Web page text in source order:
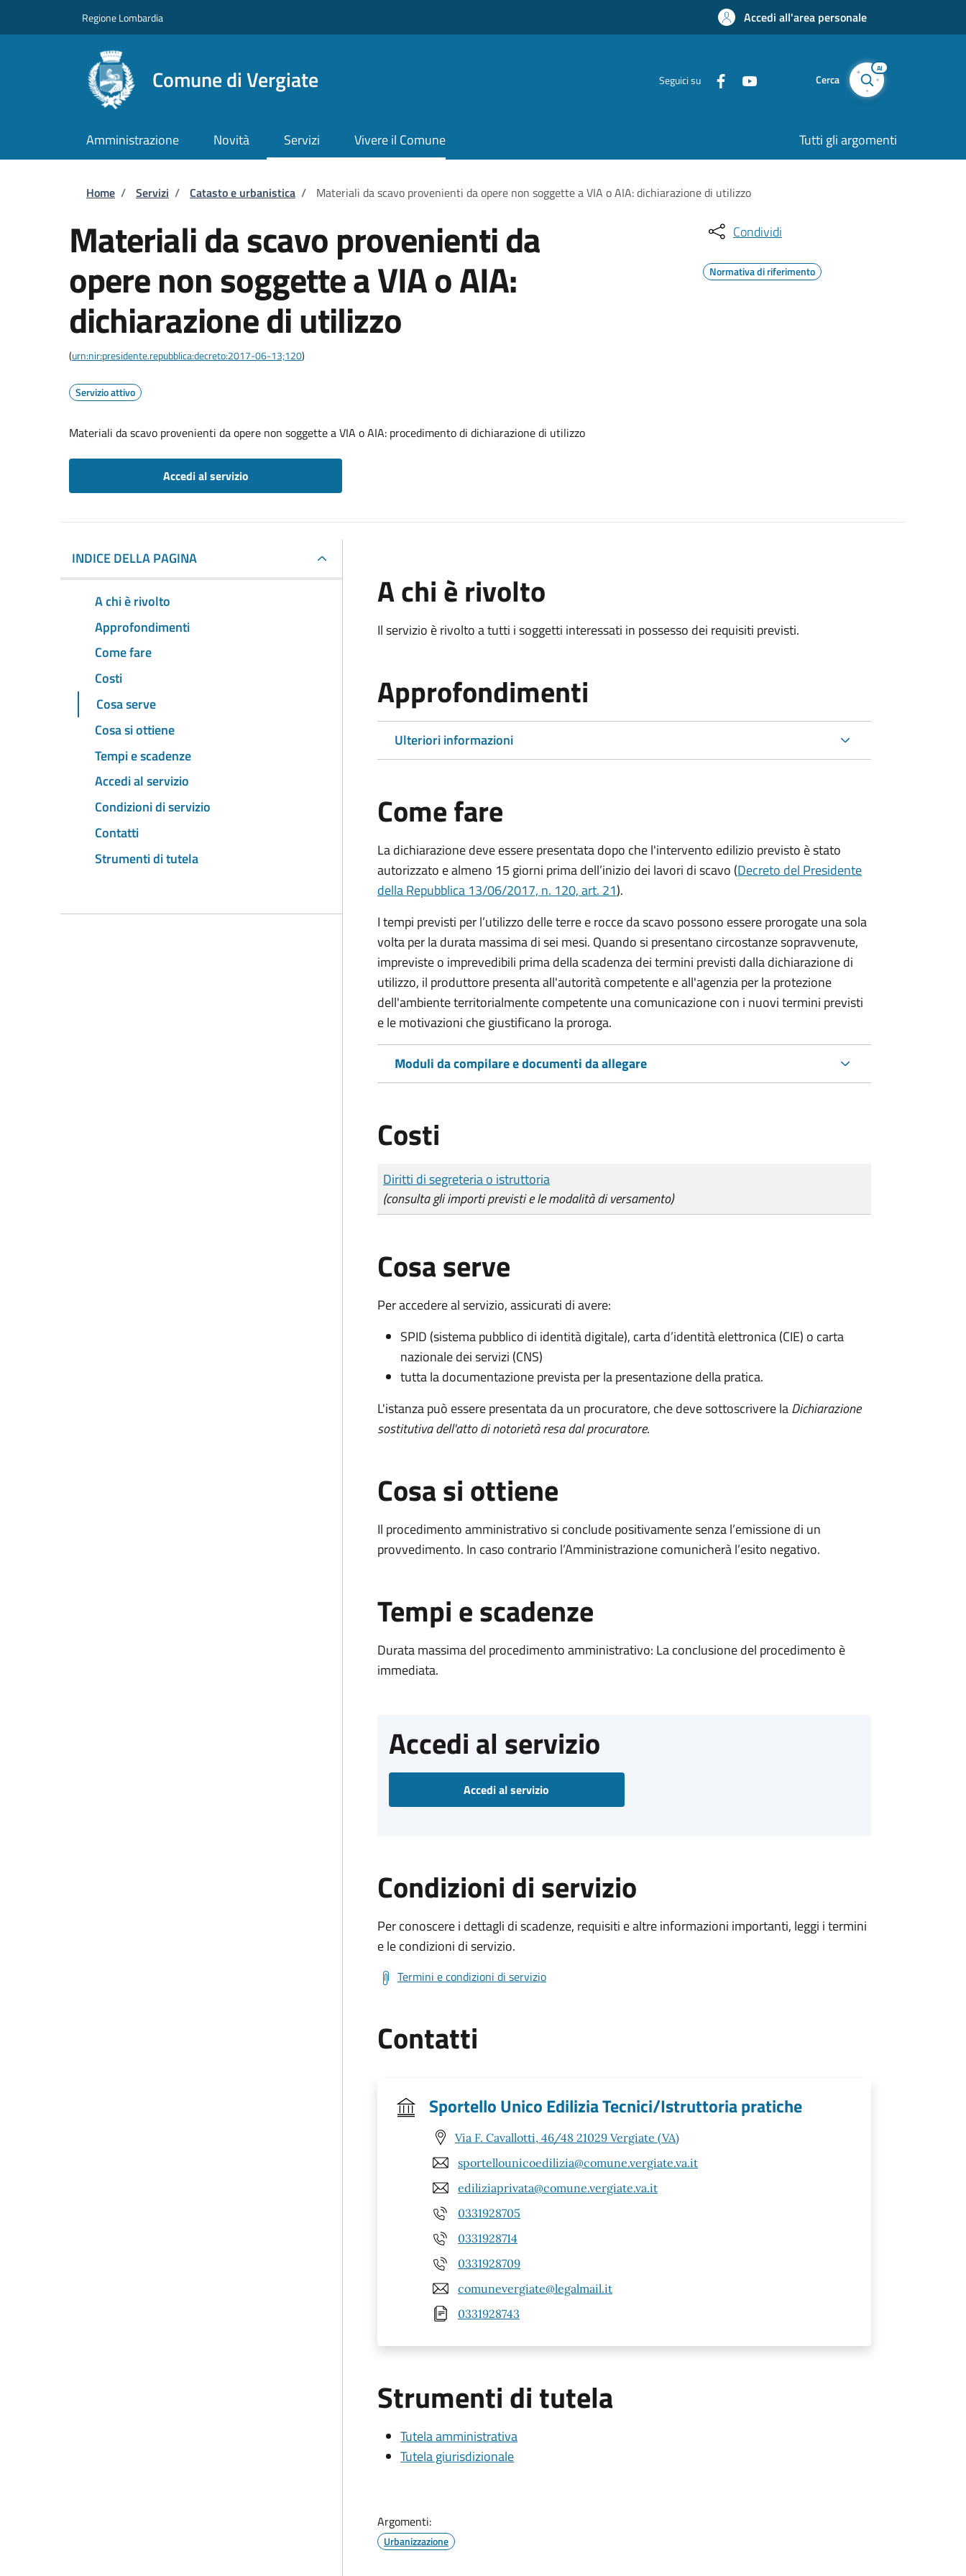
Regione Lombardia Accedi all'area personale
Comune di Vergiate Seguici su Cerca
AI
Amministrazione Novità Servizi Vivere il Comune Tutti gli argomenti
Briciole di pane
Home / Servizi / Catasto e urbanistica / Materiali da scavo provenienti da opere non soggette a VIA o AIA: dichiarazione di utilizzo
Materiali da scavo provenienti da
opere non soggette a VIA o AIA:
dichiarazione di utilizzo
(urn:nir:presidente.repubblica:decreto:2017-06-13;120)
Servizio attivo
Materiali da scavo provenienti da opere non soggette a VIA o AIA: procedimento di dichiarazione di utilizzo
Accedi al servizio
Condividi
Normativa di riferimento
INDICE DELLA PAGINA
A chi è rivolto
Approfondimenti
Come fare
Costi
Cosa serve
Cosa si ottiene
Tempi e scadenze
Accedi al servizio
Condizioni di servizio
Contatti
Strumenti di tutela
A chi è rivolto
Il servizio è rivolto a tutti i soggetti interessati in possesso dei requisiti previsti.
Approfondimenti
Ulteriori informazioni
Come fare
La dichiarazione deve essere presentata dopo che l'intervento edilizio previsto è stato
autorizzato e almeno 15 giorni primadell’inizio dei lavori di scavo (Decreto del Presidente
della Repubblica 13/06/2017, n. 120, art. 21).
I tempi previsti per l’utilizzo delle terre e rocce da scavo possono essere prorogate una sola
volta per la durata massima di sei mesi. Quando si presentano circostanze sopravvenute,
impreviste o imprevedibili prima della scadenza dei termini previsti dalla dichiarazione di
utilizzo, il produttore presenta all'autorità competente e all'agenzia per la protezione
dell'ambiente territorialmente competente una comunicazione con i nuovi termini previsti
e le motivazioni che giustificano la proroga.
Moduli da compilare e documenti da allegare
Costi
Tipo di pagamento
Importo
Diritti di segreteria o istruttoria
(consulta gli importi previsti e le modalità di versamento)
Cosa serve
Per accedere al servizio, assicurati di avere:
SPID (sistema pubblico di identità digitale), carta d’identità elettronica (CIE) o carta
nazionale dei servizi (CNS)
tutta la documentazione prevista per la presentazione della pratica.
L'istanza può essere presentata da un procuratore, che deve sottoscrivere laDichiarazione
sostitutiva dell'atto di notorietà resa dal procuratore.
Cosa si ottiene
Il procedimento amministrativo si conclude positivamente senza l’emissione di un
provvedimento. In caso contrario l’Amministrazione comunicherà l’esito negativo.
Tempi e scadenze
Durata massima del procedimento amministrativo: La conclusione del procedimento è
immediata.
Accedi al servizio
Accedi al servizio
Condizioni di servizio
Per conoscere i dettagli di scadenze, requisiti e altre informazioni importanti, leggi i termini
e le condizioni di servizio.
Termini e condizioni di servizio
Contatti
Sportello Unico Edilizia Tecnici/Istruttoria pratiche
Via F. Cavallotti, 46/48 21029 Vergiate (VA)
sportellounicoedilizia@comune.vergiate.va.it
ediliziaprivata@comune.vergiate.va.it
0331928705
0331928714
0331928709
comunevergiate@legalmail.it
0331928743
Strumenti di tutela
Tutela amministrativa
Tutela giurisdizionale
Argomenti:
Urbanizzazione